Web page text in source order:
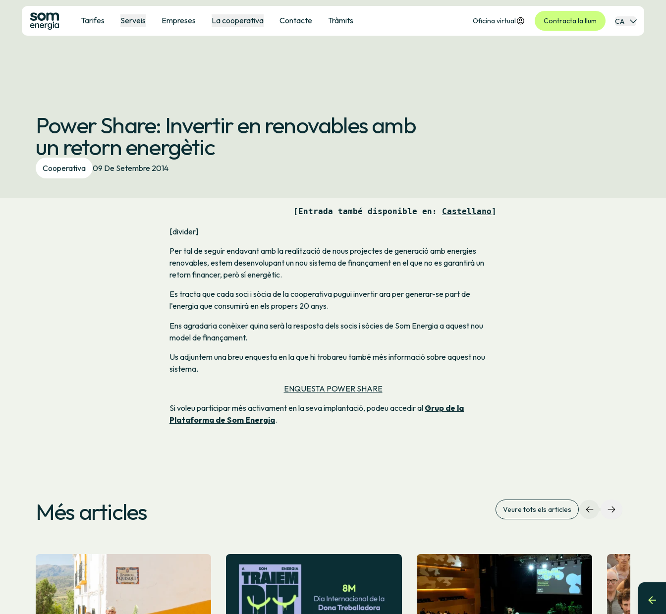
Tarifes Serveis Empreses La cooperativa Contacte Tràmits Oficina virtual Contracta la llum CA
Power Share: Invertir en renovables amb
un retorn energètic
Cooperativa 09 De Setembre 2014
[Entrada també disponible en: Castellano]
[divider]
Per tal de seguir endavant amb la realització de nous projectes de generació amb energies
renovables, estem desenvolupant un nou sistema de finançament en el que no es garantirà un
retorn financer, però sí energètic.
Es tracta que cada soci i sòcia de la cooperativa pugui invertir ara per generar-se part de
l'energia que consumirà en els propers 20 anys.
Ens agradaria conèixer quina serà la resposta dels socis i sòcies de Som Energia a aquest nou
model de finançament.
Us adjuntem una breu enquesta en la que hi trobareu també més informació sobre aquest nou
sistema.
ENQUESTA POWER SHARE
Si voleu participar més activament en la seva implantació, podeu accedir al Grup de la
Plataforma de Som Energia.
Més articles Veure tots els articles